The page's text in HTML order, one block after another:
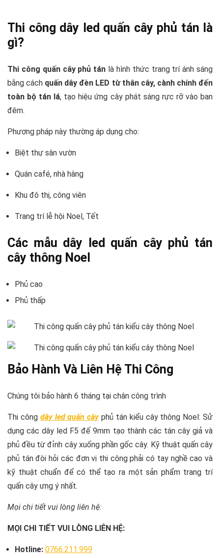
Thi công dây led quấn cây phủ tán là
gì?
Thi công quấn cây phủ tán là hình thức trang trí ánh sáng
bằng cách quấn dây đèn LED từ thân cây, cành chính đến
toàn bộ tán lá, tạo hiệu ứng cây phát sáng rực rỡ vào ban
đêm.
Phương pháp này thường áp dụng cho:
Biệt thự sân vườn
Quán café, nhà hàng
Khu đô thị, công viên
Trang trí lễ hội Noel, Tết
Các mẫu dây led quấn cây phủ tán
cây thông Noel
Phủ cao
Phủ thấp
Bảo Hành Và Liên Hệ Thi Công
Chúng tôi bảo hành 6 tháng tại chân công trình
Thi công dây led quấn câyphủ tán kiểu cây thông Noel: Sử
dụng các dây led F5 đế 9mm tạo thành các tán cây giả và
phủ đều từ đỉnh cây xuống phần gốc cây. Kỹ thuật quấn cây
phủ tán đòi hỏi các đơn vị thi công phải có tay nghề cao và
kỹ thuật chuẩn để có thể tạo ra một sản phẩm trang trí
quấn cây ưng ý nhất.
Mọi chi tiết vui lòng liên hệ:
MỌI CHI TIẾT VUI LÒNG LIÊN HỆ:
Hotline: 0766.211.999